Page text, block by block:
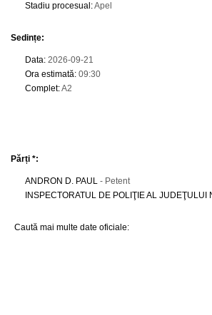
Stadiu procesual :Apel
Sedințe:
Data: 2026-09-21
Ora estimată: 09:30
Complet:A2
Părți *:
ANDRON D. PAUL - Petent
INSPECTORATUL DE POLIŢIE AL JUDEŢULUI
Caută mai multe date oficiale: